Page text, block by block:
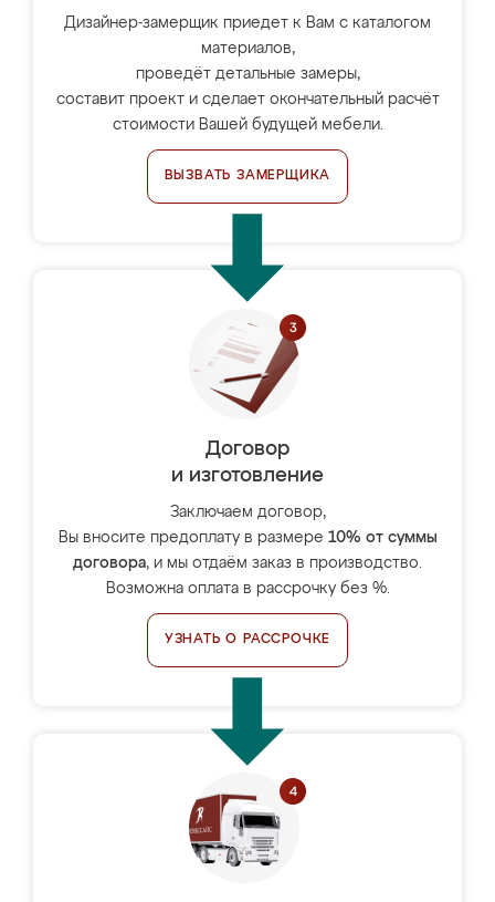
Дизайнер-замерщик приедет к Вам с каталогом
материалов,
проведёт детальные замеры,
составит проект и сделает окончательный расчёт
стоимости Вашей будущей мебели.
ВЫЗВАТЬ ЗАМЕРЩИКА
Договор
и изготовление
Заключаем договор,
Вы вносите предоплату в размере 10% от суммы
договора, и мы отдаём заказ в производство.
Возможна оплата в рассрочку без %.
УЗНАТЬ О РАССРОЧКЕ